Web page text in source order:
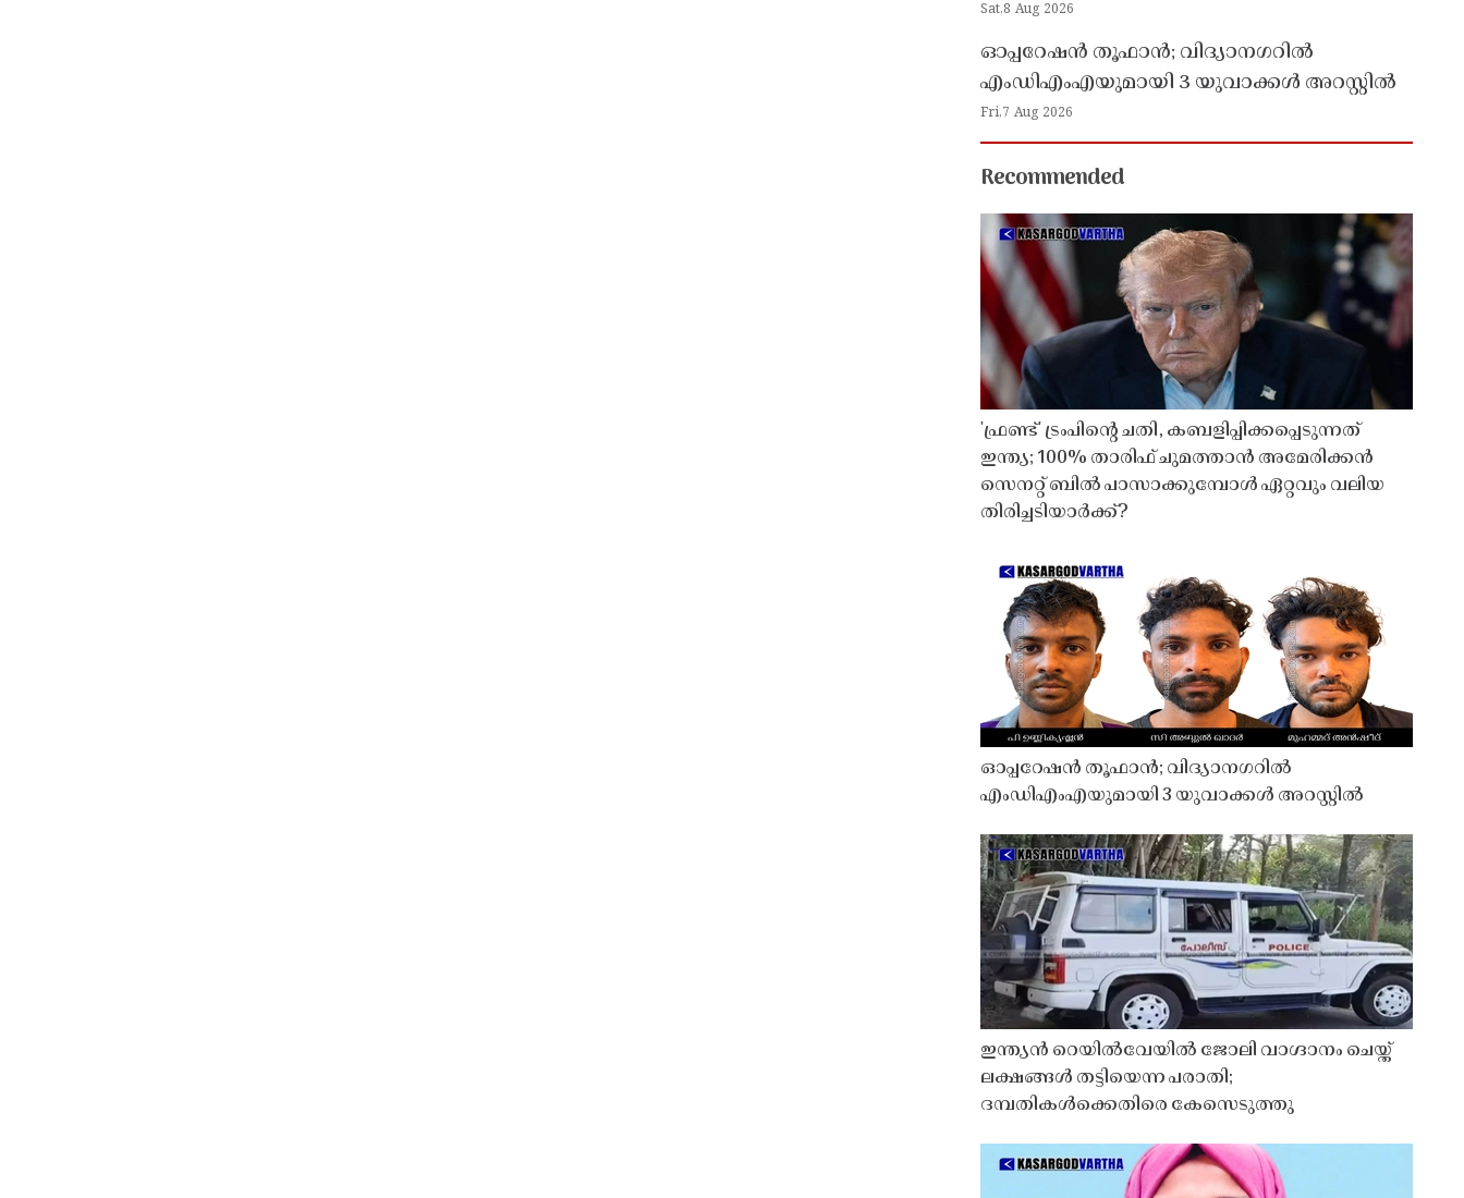
Sat,8 Aug 2026
ഓപ്പറേഷൻ തൂഫാൻ; വിദ്യാനഗറിൽ
എംഡിഎംഎയുമായി 3 യുവാക്കൾ അറസ്റ്റിൽ
Fri,7 Aug 2026
Recommended
'ഫ്രണ്ട്' ട്രംപിന്റെ ചതി, കബളിപ്പിക്കപ്പെടുന്നത്
ഇന്ത്യ; 100% താരിഫ് ചുമത്താൻ അമേരിക്കൻ
സെനറ്റ് ബിൽ പാസാക്കുമ്പോൾ ഏറ്റവും വലിയ
തിരിച്ചടിയാർക്ക്?
ഓപ്പറേഷൻ തൂഫാൻ; വിദ്യാനഗറിൽ
എംഡിഎംഎയുമായി 3 യുവാക്കൾ അറസ്റ്റിൽ
ഇന്ത്യൻ റെയിൽവേയിൽ ജോലി വാഗ്ദാനം ചെയ്ത്
ലക്ഷങ്ങൾ തട്ടിയെന്ന പരാതി;
ദമ്പതികൾക്കെതിരെ കേസെടുത്തു